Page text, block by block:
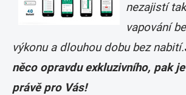
nezajistí
vapování
výkonu a dlouhou dobu bez nabití.
něco opravdu exkluzivního, pak
právě pro Vás!